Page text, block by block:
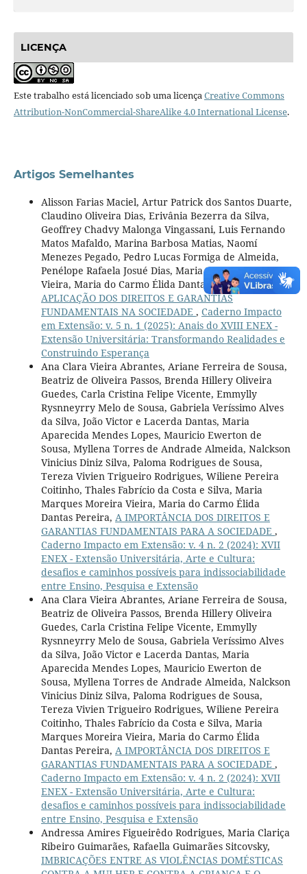
LICENÇA
Este trabalho está licenciado sob uma licençaCreative Commons
Attribution-NonCommercial-ShareAlike 4.0 International License.
Artigos Semelhantes
Alisson Farias Maciel, Artur Patrick dos Santos Duarte,
Claudino Oliveira Dias, Erivânia Bezerra da Silva,
Geoffrey Chadvy Malonga Vingassani, Luis Fernando
Matos Mafaldo, Marina Barbosa Matias, Naomí
Menezes Pegado, Pedro Lucas Formiga de Almeida,
Penélope Rafaela Josué Dias, Maria Marques Moreira
Vieira, Maria do Carmo Élida Dantas Pereira,A
APLICAÇÃO DOS DIREITOS E GARANTIAS
FUNDAMENTAIS NA SOCIEDADE , Caderno Impacto
em Extensão: v. 5 n. 1 (2025): Anais do XVIII ENEX -
Extensão Universitária: Transformando Realidades e
Construindo Esperança
Ana Clara Vieira Abrantes, Ariane Ferreira de Sousa,
Beatriz de Oliveira Passos, Brenda Hillery Oliveira
Guedes, Carla Cristina Felipe Vicente, Emmylly
Rysnneyrry Melo de Sousa, Gabriela Veríssimo Alves
da Silva, João Victor e Lacerda Dantas, Maria
Aparecida Mendes Lopes, Mauricio Ewerton de
Sousa, Myllena Torres de Andrade Almeida, Nalckson
Vinicius Diniz Silva, Paloma Rodrigues de Sousa,
Tereza Vivien Trigueiro Rodrigues, Wiliene Pereira
Coitinho, Thales Fabrício da Costa e Silva, Maria
Marques Moreira Vieira, Maria do Carmo Élida
Dantas Pereira, A IMPORTÂNCIA DOS DIREITOS E
GARANTIAS FUNDAMENTAIS PARA A SOCIEDADE ,
Caderno Impacto em Extensão: v. 4 n. 2 (2024): XVII
ENEX - Extensão Universitária, Arte e Cultura:
desafios e caminhos possíveis para indissociabilidade
entre Ensino, Pesquisa e Extensão
Ana Clara Vieira Abrantes, Ariane Ferreira de Sousa,
Beatriz de Oliveira Passos, Brenda Hillery Oliveira
Guedes, Carla Cristina Felipe Vicente, Emmylly
Rysnneyrry Melo de Sousa, Gabriela Veríssimo Alves
da Silva, João Victor e Lacerda Dantas, Maria
Aparecida Mendes Lopes, Mauricio Ewerton de
Sousa, Myllena Torres de Andrade Almeida, Nalckson
Vinicius Diniz Silva, Paloma Rodrigues de Sousa,
Tereza Vivien Trigueiro Rodrigues, Wiliene Pereira
Coitinho, Thales Fabrício da Costa e Silva, Maria
Marques Moreira Vieira, Maria do Carmo Élida
Dantas Pereira, A IMPORTÂNCIA DOS DIREITOS E
GARANTIAS FUNDAMENTAIS PARA A SOCIEDADE ,
Caderno Impacto em Extensão: v. 4 n. 2 (2024): XVII
ENEX - Extensão Universitária, Arte e Cultura:
desafios e caminhos possíveis para indissociabilidade
entre Ensino, Pesquisa e Extensão
Andressa Amires Figueirêdo Rodrigues, Maria Clariça
Ribeiro Guimarães, Rafaella Guimarães Sitcovsky,
IMBRICAÇÕES ENTRE AS VIOLÊNCIAS DOMÉSTICAS